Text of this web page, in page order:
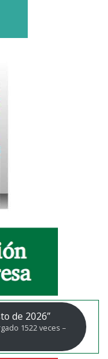
de 2026”
1522 veces –